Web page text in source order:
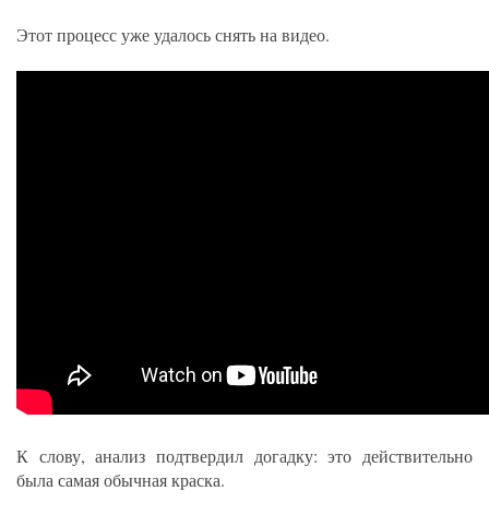
Этот процесс уже удалось снять на видео.
К слову, анализ подтвердил догадку: это действительно
была самая обычная краска.